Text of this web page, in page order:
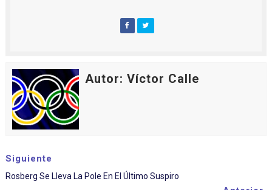
Autor: Víctor Calle
Siguiente
Rosberg Se Lleva La Pole En El Último Suspiro